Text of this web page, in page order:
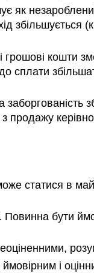
як
збільшується
грошові кошти
до сплати
продажу
статися в
бути
і